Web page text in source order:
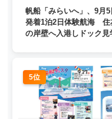
帆船「みらいへ」、9月
発着1泊2日体験航海 住
の岸壁へ入港しドック見
5位